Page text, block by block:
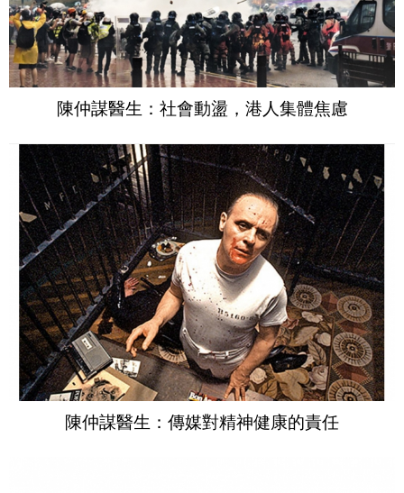
陳仲謀醫生：社會動盪，港人集體焦慮
陳仲謀醫生：傳媒對精神健康的責任